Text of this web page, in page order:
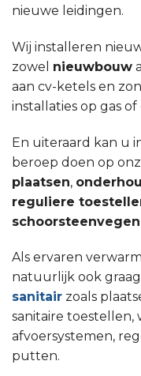
nieuwe leidingen.
Wij installeren
zowel nieuwbouw
aan cv-ketels en
installaties op gas
En uiteraard kan u
beroep doen op
plaatsen,
reguliere
schoorsteenvegen
Als ervaren
natuurlijk ook
sanitair zoals
sanitaire toestellen,
afvoersystemen,
putten.